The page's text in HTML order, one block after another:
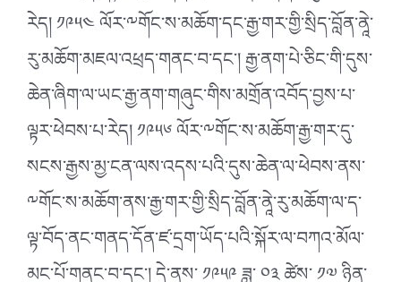
རེད། ༡༩༥༤ ལོར་༸གོང་ས་མཆོག་དང་རྒྱ་གར་གྱི་སྲིད་བློན་ནཱེ་
རུ་མཆོག་མཇལ་འཕྲད་གནང་བ་དང་། རྒྱ་ནག་པེ་ཅིང་གི་དུས་
ཆེན་ཞིག་ལ་ཡང་རྒྱ་ནག་གཞུང་གིས་མགྲོན་འབོད་བྱས་པ་
ལྟར་ཕེབས་པ་རེད། ༡༩༥༦ ལོར་༸གོང་ས་མཆོག་རྒྱ་གར་དུ་
སངས་རྒྱས་མྱ་ངན་ལས་འདས་པའི་དུས་ཆེན་ལ་ཕེབས་ནས་
༸གོང་ས་མཆོག་ནས་རྒྱ་གར་གྱི་སྲིད་བློན་ནཱེ་རུ་མཆོག་ལ་ད་
ལྟ་བོད་ནང་གནད་དོན་ཛ་དྲག་ཡོད་པའི་སྐོར་ལ་བཀའ་མོལ་